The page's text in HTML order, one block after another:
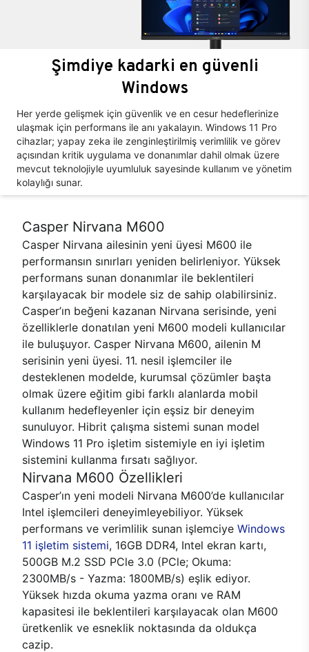
Şimdiye kadarki en güvenli
Windows
Her yerde gelişmek için güvenlik ve en cesur hedeflerinize
ulaşmak için performans ile anı yakalayın. Windows 11 Pro
cihazlar; yapay zeka ile zenginleştirilmiş verimlilik ve görev
açısından kritik uygulama ve donanımlar dahil olmak üzere
mevcut teknolojiyle uyumluluk sayesinde kullanım ve yönetim
kolaylığı sunar.
Casper Nirvana M600
Casper Nirvana ailesinin yeni üyesi M600 ile
performansın sınırları yeniden belirleniyor. Yüksek
performans sunan donanımlar ile beklentileri
karşılayacak bir modele siz de sahip olabilirsiniz.
Casper’ın beğeni kazanan Nirvana serisinde, yeni
özelliklerle donatılan yeni M600 modeli kullanıcılar
ile buluşuyor. Casper Nirvana M600, ailenin M
serisinin yeni üyesi. 11. nesil işlemciler ile
desteklenen modelde, kurumsal çözümler başta
olmak üzere eğitim gibi farklı alanlarda mobil
kullanım hedefleyenler için eşsiz bir deneyim
sunuluyor. Hibrit çalışma sistemi sunan model
Windows 11 Pro işletim sistemiyle en iyi işletim
sistemini kullanma fırsatı sağlıyor.
Nirvana M600 Özellikleri
Casper’ın yeni modeli Nirvana M600’de kullanıcılar
Intel işlemcileri deneyimleyebiliyor. Yüksek
performans ve verimlilik sunan işlemciye Windows
11 işletim sistemi, 16GB DDR4, Intel ekran kartı,
500GB M.2 SSD PCle 3.0 (PCle; Okuma:
2300MB/s - Yazma: 1800MB/s) eşlik ediyor.
Yüksek hızda okuma yazma oranı ve RAM
kapasitesi ile beklentileri karşılayacak olan M600
üretkenlik ve esneklik noktasında da oldukça
cazip.